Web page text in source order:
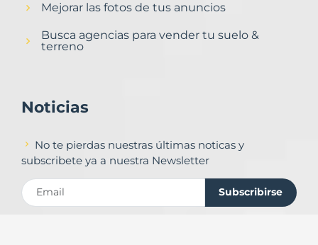
Mejorar las fotos de tus anuncios
Busca agencias para vender tu suelo &
terreno
Noticias
No te pierdas nuestras últimas noticas y
subscribete ya a nuestra Newsletter
Subscribirse